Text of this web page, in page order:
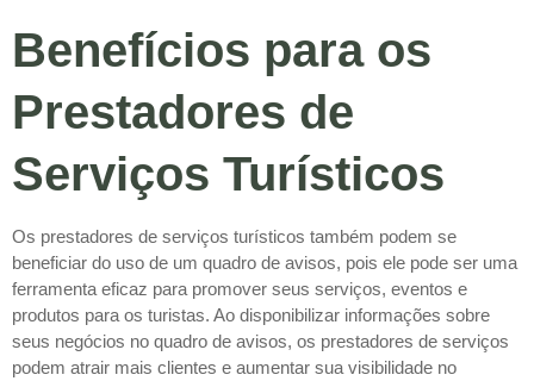
Benefícios para os
Prestadores de
Serviços Turísticos
Os prestadores de serviços turísticos também podem se
beneficiar do uso de um quadro de avisos, pois ele pode ser uma
ferramenta eficaz para promover seus serviços, eventos e
produtos para os turistas. Ao disponibilizar informações sobre
seus negócios no quadro de avisos, os prestadores de serviços
podem atrair mais clientes e aumentar sua visibilidade no